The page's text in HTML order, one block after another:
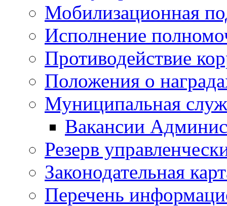
Мобилизационная
Исполнение
Противодействие
Положения о
Муниципальная
Вакансии
Резерв
Законодательная
Перечень